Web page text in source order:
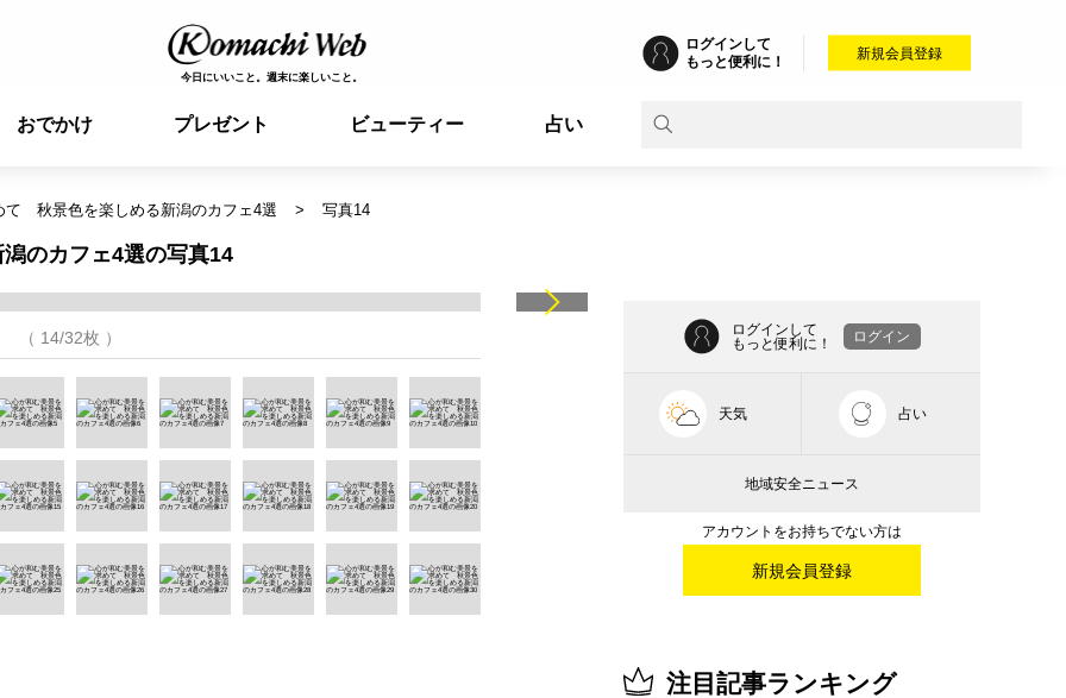
今日にいいこと。週末に楽しいこと。
ログインして
もっと便利に！
新規会員登録
おでかけ プレゼント ビューティー 占い
て 秋景色を楽しめる新潟のカフェ4選 写真14
のカフェ4選の写真14
（ 14/32枚 ）
ログインして
もっと便利に！
ログイン
天気 占い
地域安全ニュース
アカウントをお持ちでない方は
新規会員登録
注目記事ランキング